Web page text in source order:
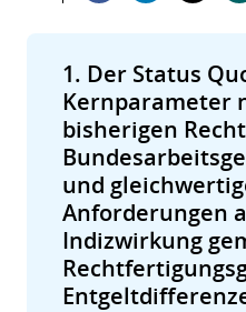
1. Der Status
Kernparameter
bisherigen
und
Anforderungen
Indizwirkung